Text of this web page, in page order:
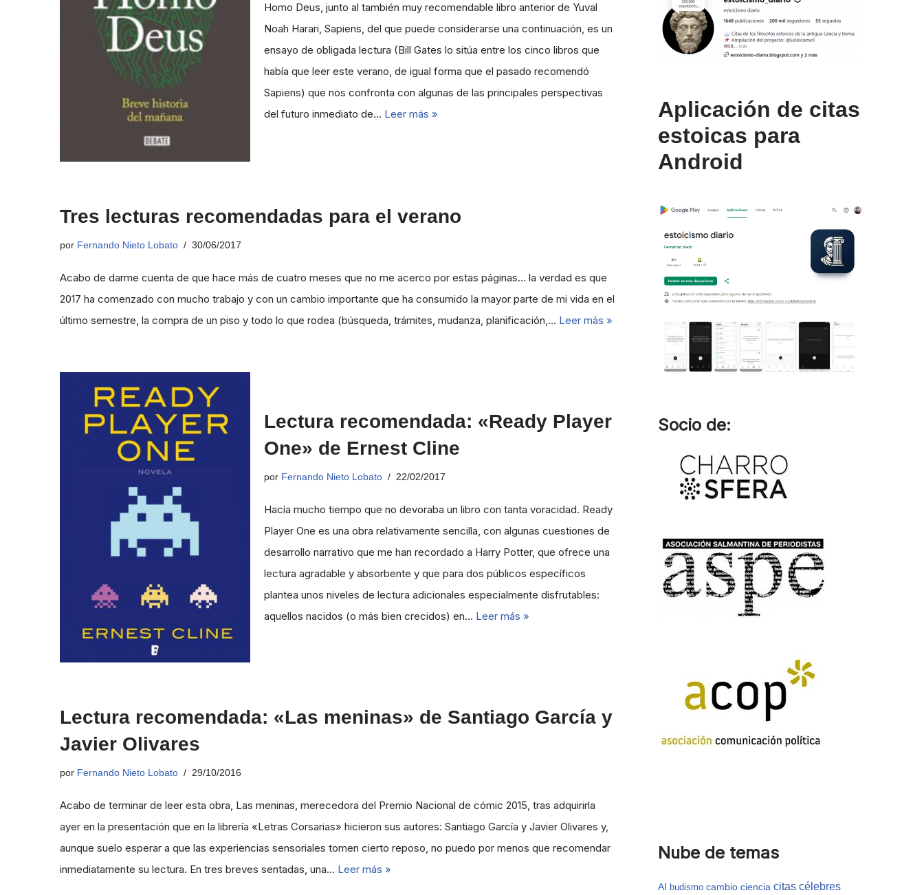
Homo Deus, junto al también muy recomendable libro anterior de Yuval
Noah Harari, Sapiens, del que puede considerarse una continuación, es un
ensayo de obligada lectura (Bill Gates lo sitúa entre los cinco libros que
había que leer este verano, de igual forma que el pasado recomendó
Sapiens) que nos confronta con algunas de las principales perspectivas
del futuro inmediato de… Leer más »
Tres lecturas recomendadas para el verano
por Fernando Nieto Lobato 30/06/2017
Acabo de darme cuenta de que hace más de cuatro meses que no me acerco por estas páginas… la verdad es que
2017 ha comenzado con mucho trabajo y con un cambio importante que ha consumido la mayor parte de mi vida en el
último semestre, la compra de un piso y todo lo que rodea (búsqueda, trámites, mudanza, planificación,… Leer más »
Lectura recomendada: «Ready Player
One» de Ernest Cline
por Fernando Nieto Lobato 22/02/2017
Hacía mucho tiempo que no devoraba un libro con tanta voracidad. Ready
Player One es una obra relativamente sencilla, con algunas cuestiones de
desarrollo narrativo que me han recordado a Harry Potter, que ofrece una
lectura agradable y absorbente y que para dos públicos específicos
plantea unos niveles de lectura adicionales especialmente disfrutables:
aquellos nacidos (o más bien crecidos) en… Leer más »
Lectura recomendada: «Las meninas» de Santiago García y
Javier Olivares
por Fernando Nieto Lobato 29/10/2016
Acabo de terminar de leer esta obra, Las meninas, merecedora del Premio Nacional de cómic 2015, tras adquirirla
ayer en la presentación que en la librería «Letras Corsarias» hicieron sus autores: Santiago García y Javier Olivares y,
aunque suelo esperar a que las experiencias sensoriales tomen cierto reposo, no puedo por menos que recomendar
inmediatamente su lectura. En tres breves sentadas, una… Leer más »
Aplicación de citas
estoicas para
Android
Socio de:
Nube de temas
AI budismo cambio ciencia citas célebres